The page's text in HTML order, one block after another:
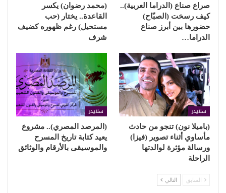
صراع صناع (الدراما العربية)..
كيف رسخت (الصبّاح)
حضورها بين أبرز صناع
الدراما…
(محمد رضوان) يكسر
القاعدة.. يختار (حب
مستحيل) رغم ظهوره كضيف
شرف
سلايدر
(باميلا نون) تنجو من حادث
مأساوي أثناء تصوير (فيزا)
ورسالة مؤثرة لوالدتها
الراحلة
سلايدر
(المرصد المصري).. مشروع
يعيد كتابة تاريخ المسرح
والموسيقى بالأرقام والوثائق
السابق التالي